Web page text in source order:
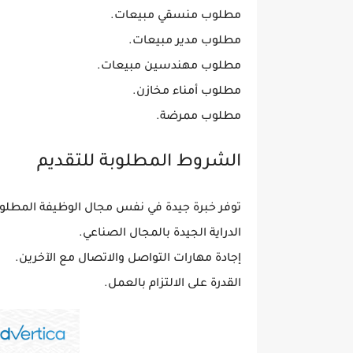
مطلوب منسقي مبيعات.
مطلوب مدير مبيعات.
مطلوب مهندسين مبيعات.
مطلوب أمناء مخازن.
مطلوب ممرضة.
الشروط المطلوبة للتقديم
توفر خبرة جيدة في نفس مجال الوظيفة
الدراية الجيدة بالمجال الصناعي.
إجادة مهارات التواصل والاتصال مع الآخرين.
القدرة على الالتزام بالعمل.